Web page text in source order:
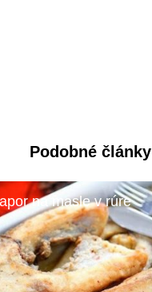
Podobné články
na masle v rúre